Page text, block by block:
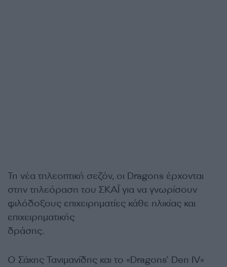
Τη νέα τηλεοπτική σεζόν, οι Dragons έρχονται
στην τηλεόραση του ΣΚΑΪ για να γνωρίσουν
φιλόδοξους επιχειρηματίες κάθε ηλικίας και
επιχειρηματικής
δράσης.
Ο Σάκης Τανιμανίδης και το «Dragons’ Den IV»